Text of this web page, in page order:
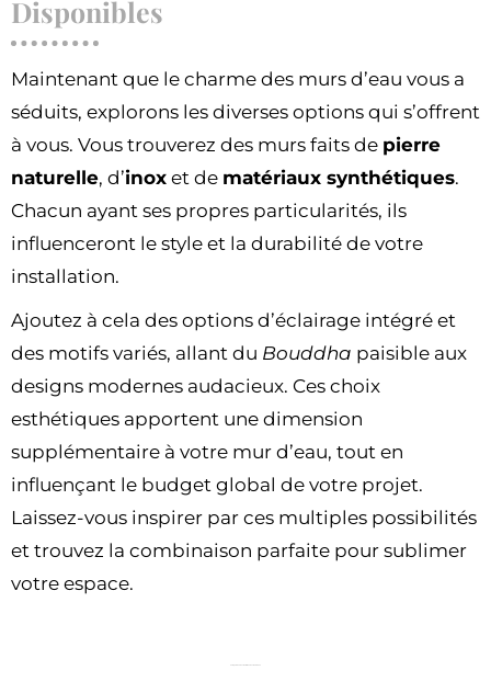
Disponibles
Maintenant que le charme des murs d’eau vous a
séduits, explorons les diverses options qui s’offrent
à vous. Vous trouverez des murs faits de pierre
naturelle, d’inox et de matériaux synthétiques.
Chacun ayant ses propres particularités, ils
influenceront le style et la durabilité de votre
installation.
Ajoutez à cela des options d’éclairage intégré et
des motifs variés, allant du Bouddha paisible aux
designs modernes audacieux. Ces choix
esthétiques apportent une dimension
supplémentaire à votre mur d’eau, tout en
influençant le budget global de votre projet.
Laissez-vous inspirer par ces multiples possibilités
et trouvez la combinaison parfaite pour sublimer
votre espace.